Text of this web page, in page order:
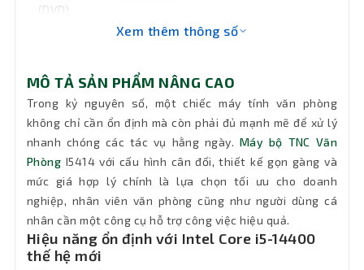
(DVD)
Wifi Chưa có sẵn (có thể gắn thêm)
Kết nối
mạng LAN
1 x RJ-45
Bluetooth Chưa có sẵn (có thể gắn thêm)
Thùng Mid Tower
Xem thêm thông số
MÔ TẢ SẢN PHẨM NÂNG CAO
Trong kỷ nguyên số, một chiếc máy tính văn phòng
không chỉ cần ổn định mà còn phải đủ mạnh mẽ để xử lý
nhanh chóng các tác vụ hằng ngày. Máy bộ TNC Văn
Phòng I5414 với cấu hình cân đối, thiết kế gọn gàng và
mức giá hợp lý chính là lựa chọn tối ưu cho doanh
nghiệp, nhân viên văn phòng cũng như người dùng cá
nhân cần một công cụ hỗ trợ công việc hiệu quả.
Hiệu năng ổn định với Intel Core i5-14400
thế hệ mới